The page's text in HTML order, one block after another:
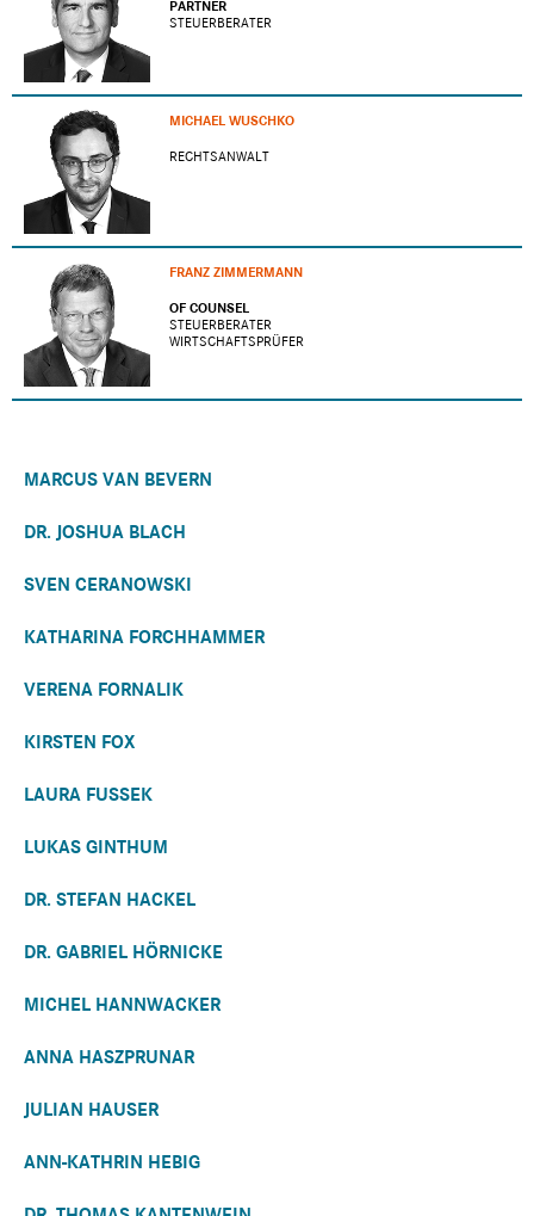
PARTNER
STEUERBERATER
MICHAEL WUSCHKO
RECHTSANWALT
FRANZ ZIMMERMANN
OF COUNSEL
STEUERBERATER
WIRTSCHAFTSPRÜFER
MARCUS VAN BEVERN
DR. JOSHUA BLACH
SVEN CERANOWSKI
KATHARINA FORCHHAMMER
VERENA FORNALIK
KIRSTEN FOX
LAURA FUSSEK
LUKAS GINTHUM
DR. STEFAN HACKEL
DR. GABRIEL HÖRNICKE
MICHEL HANNWACKER
ANNA HASZPRUNAR
JULIAN HAUSER
ANN-KATHRIN HEBIG